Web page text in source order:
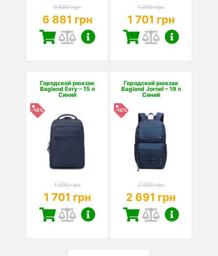
9 830 грн
6 881 грн
1 890 грн
1 701 грн
Городской рюкзак
Bagland Evry – 15 л
Синий
-10%
1 890 грн
1 701 грн
Городской рюкзак
Bagland Jornel – 19 л
Синий
-10%
2 990 грн
2 691 грн